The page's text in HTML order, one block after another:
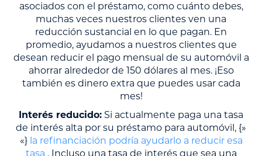
asociados con el préstamo, como cuánto debes,
muchas veces nuestros clientes ven una
reducción sustancial en lo que pagan. En
promedio, ayudamos a nuestros clientes que
desean reducir el pago mensual de su automóvil a
ahorrar alrededor de 150 dólares al mes. ¡Eso
también es dinero extra que puedes usar cada
mes!
Interés reducido: Si actualmente paga una tasa
de interés alta por su préstamo para automóvil, {»
«} la refinanciación podría ayudarlo a reducir esa
tasa . Incluso una tasa de interés que sea una